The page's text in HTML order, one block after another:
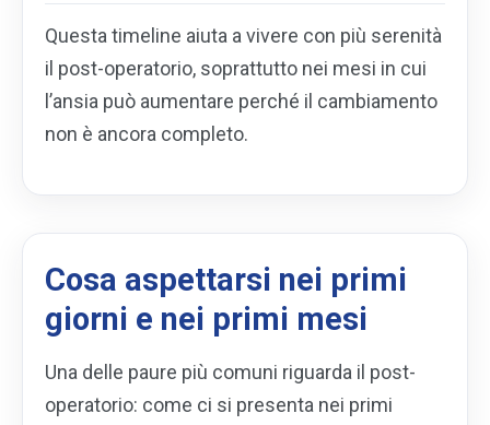
Questa timeline aiuta a vivere con più serenità
il post-operatorio, soprattutto nei mesi in cui
l’ansia può aumentare perché il cambiamento
non è ancora completo.
Cosa aspettarsi nei primi
giorni e nei primi mesi
Una delle paure più comuni riguarda il post-
operatorio: come ci si presenta nei primi